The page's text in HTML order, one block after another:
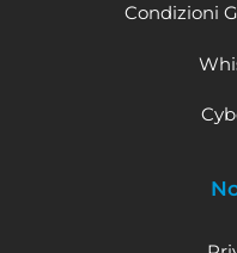
Condizioni